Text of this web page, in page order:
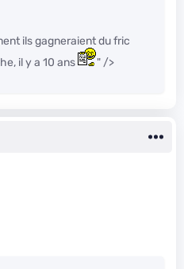
ils gagneraient du fric
il y a 10 ans
" />